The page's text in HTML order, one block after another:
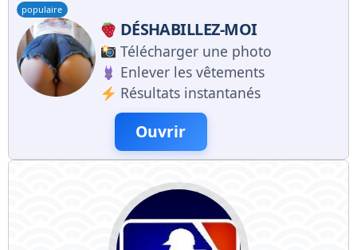
populaire
DÉSHABILLEZ-MOI
Télécharger une photo
Enlever les vêtements
Résultats instantanés
Ouvrir